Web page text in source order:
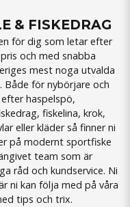
& FISKEDRAG
för dig som letar efter
och med snabba
mest noga utvalda
Både förnybörjare och
efterhaspelspö,
, fiskelina, krok,
ellerkläderså finner ni
på modernt sportfiske
team som är
råd och kundservice. Ni
ni kan följa med på våra
tips och trix.